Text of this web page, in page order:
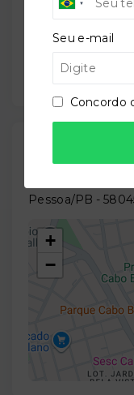
Previsão de
28/11/2027
Pessoa/PB -
+
−
Seu e-mail
Concordo